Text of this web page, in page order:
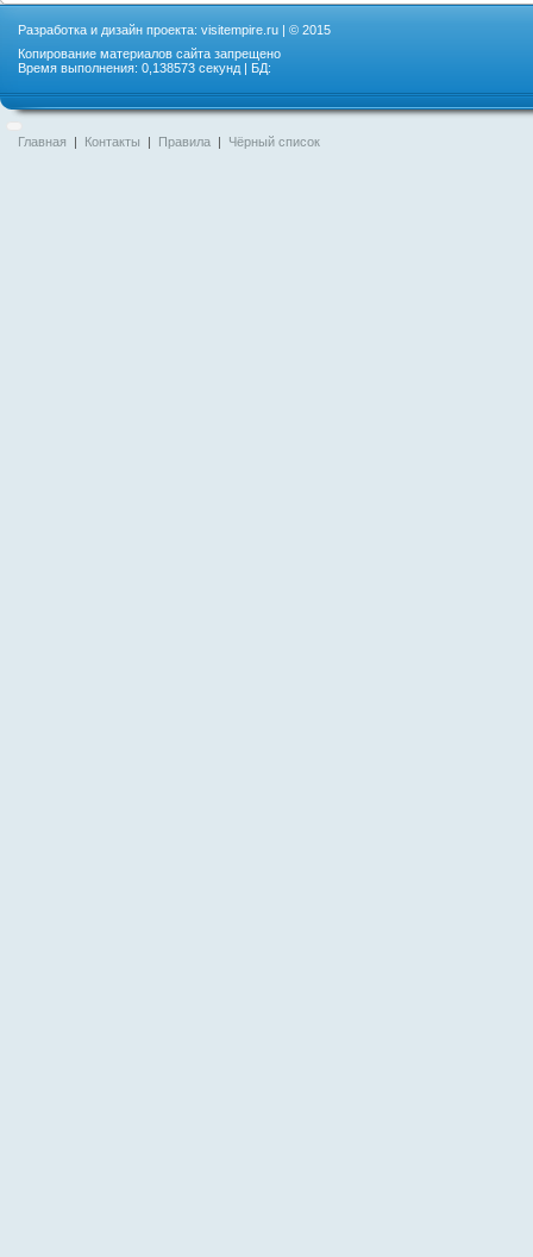
Разработка и дизайн проекта: visitempire.ru | © 2015
Копирование материалов сайта запрещено
Время выполнения: 0,138573 секунд | БД:
Главная | Контакты | Правила | Чёрный список